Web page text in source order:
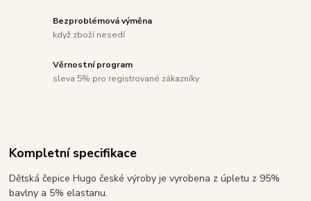
Bezproblémová výměna
když zboží nesedí
Věrnostní program
sleva 5% pro registrované zákazníky
Kompletní specifikace
Dětská čepice Hugo české výroby je vyrobena z úpletu z 95%
bavlny a 5% elastanu.